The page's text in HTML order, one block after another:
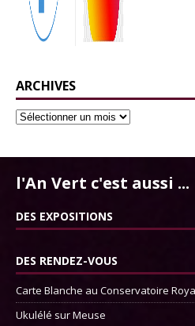
ARCHIVES
l'An Vert c'est aussi ...
DES EXPOSITIONS
DES RENDEZ-VOUS
Carte Blanche au Conservatoire
Ukulélé sur Meuse